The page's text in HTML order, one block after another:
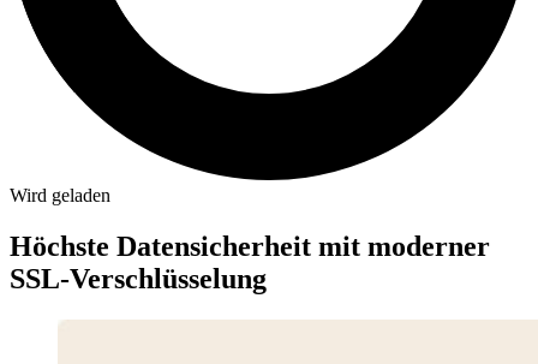
Wird geladen
Höchste Datensicherheit mit moderner
SSL-Verschlüsselung